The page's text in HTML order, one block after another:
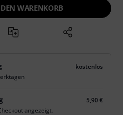
WARENKORB
kostenlos
5,90 €
angezeigt.